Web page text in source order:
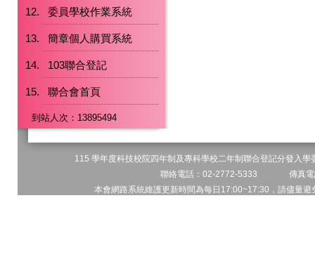
委員學校作業系統
簡章個人購買系統
103聯合登記
聯合會首頁
到站人次：13895494
115 學年度科技校院四年制及專科學校二年制聯合登記分發
聯絡電話：02-2772-5333 傳真
本會網路系統維護更新時間為每日17:00~17:30，請儘量